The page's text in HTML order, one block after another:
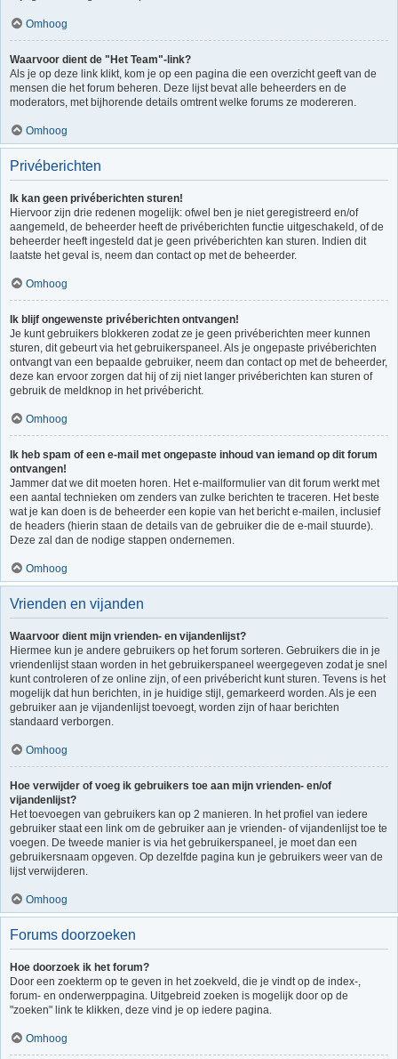
Omhoog
Waarvoor dient de "Het Team"-link?
Als je op deze link klikt, kom je op een pagina die een overzicht geeft van de
mensen die het forum beheren. Deze lijst bevat alle beheerders en de
moderators, met bijhorende details omtrent welke forums ze modereren.
Omhoog
Privéberichten
Ik kan geen privéberichten sturen!
Hiervoor zijn drie redenen mogelijk: ofwel ben je niet geregistreerd en/of
aangemeld, de beheerder heeft de privéberichten functie uitgeschakeld, of de
beheerder heeft ingesteld dat je geen privéberichten kan sturen. Indien dit
laatste het geval is, neem dan contact op met de beheerder.
Omhoog
Ik blijf ongewenste privéberichten ontvangen!
Je kunt gebruikers blokkeren zodat ze je geen privéberichten meer kunnen
sturen, dit gebeurt via het gebruikerspaneel. Als je ongepaste privéberichten
ontvangt van een bepaalde gebruiker, neem dan contact op met de beheerder,
deze kan ervoor zorgen dat hij of zij niet langer privéberichten kan sturen of
gebruik de meldknop in het privébericht.
Omhoog
Ik heb spam of een e-mail met ongepaste inhoud van iemand op dit forum
ontvangen!
Jammer dat we dit moeten horen. Het e-mailformulier van dit forum werkt met
een aantal technieken om zenders van zulke berichten te traceren. Het beste
wat je kan doen is de beheerder een kopie van het bericht e-mailen, inclusief
de headers (hierin staan de details van de gebruiker die de e-mail stuurde).
Deze zal dan de nodige stappen ondernemen.
Omhoog
Vrienden en vijanden
Waarvoor dient mijn vrienden- en vijandenlijst?
Hiermee kun je andere gebruikers op het forum sorteren. Gebruikers die in je
vriendenlijst staan worden in het gebruikerspaneel weergegeven zodat je snel
kunt controleren of ze online zijn, of een privébericht kunt sturen. Tevens is het
mogelijk dat hun berichten, in je huidige stijl, gemarkeerd worden. Als je een
gebruiker aan je vijandenlijst toevoegt, worden zijn of haar berichten
standaard verborgen.
Omhoog
Hoe verwijder of voeg ik gebruikers toe aan mijn vrienden- en/of
vijandenlijst?
Het toevoegen van gebruikers kan op 2 manieren. In het profiel van iedere
gebruiker staat een link om de gebruiker aan je vrienden- of vijandenlijst toe te
voegen. De tweede manier is via het gebruikerspaneel, je moet dan een
gebruikersnaam opgeven. Op dezelfde pagina kun je gebruikers weer van de
lijst verwijderen.
Omhoog
Forums doorzoeken
Hoe doorzoek ik het forum?
Door een zoekterm op te geven in het zoekveld, die je vindt op de index-,
forum- en onderwerppagina. Uitgebreid zoeken is mogelijk door op de
"zoeken" link te klikken, deze vind je op iedere pagina.
Omhoog